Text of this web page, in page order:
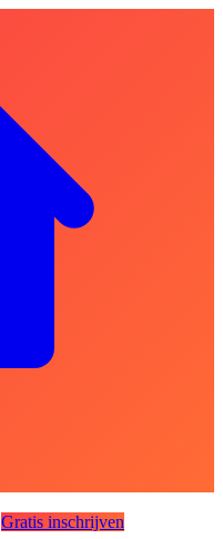
Gratis inschrijven